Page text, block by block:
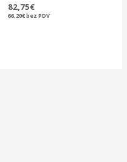
82,75€
66,20€bez PDV